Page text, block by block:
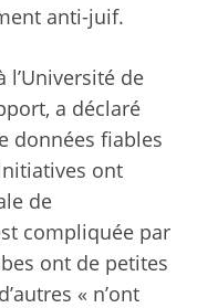
anti-juif.
l’Université de
a déclaré
données fiables
ont
de
compliquée par
ont de petites
« n’ont